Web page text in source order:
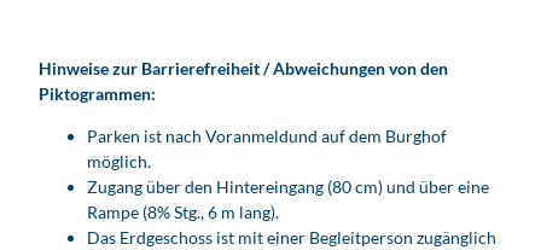
Hinweise zur Barrierefreiheit / Abweichungen von den
Piktogrammen:
Parken ist nach Voranmeldund auf dem Burghof
möglich.
Zugang über den Hintereingang (80 cm) und über eine
Rampe (8% Stg., 6 m lang).
Das Erdgeschoss ist mit einer Begleitperson zugänglich